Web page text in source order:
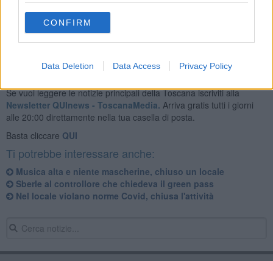
CONFIRM
Data Deletion Data Access Privacy Policy
notificata alla responsabile dell'evento.
Se vuoi leggere le notizie principali della Toscana iscriviti alla
Newsletter QUInews - ToscanaMedia. Arriva gratis tutti i giorni
alle 20:00 direttamente nella tua casella di posta.
Basta cliccare QUI
Ti potrebbe interessare anche:
Musica alta e niente mascherine, chiuso un locale
Sberle al controllore che chiedeva il green pass
Nel locale violano norme Covid, chiusa l'attività